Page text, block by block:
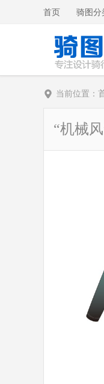
首页 骑图分
当前位置：
“机械